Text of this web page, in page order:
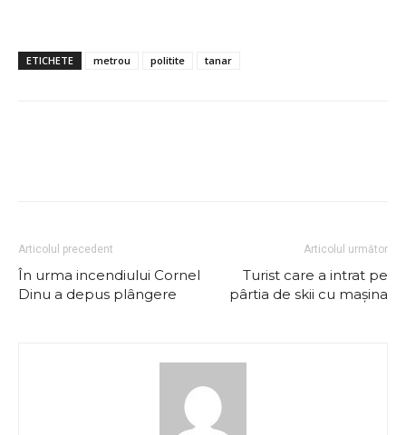
ETICHETE metrou politite tanar
Articolul precedent
În urma incendiului Cornel
Dinu a depus plângere
Articolul următor
Turist care a intrat pe
pârtia de skii cu mașina